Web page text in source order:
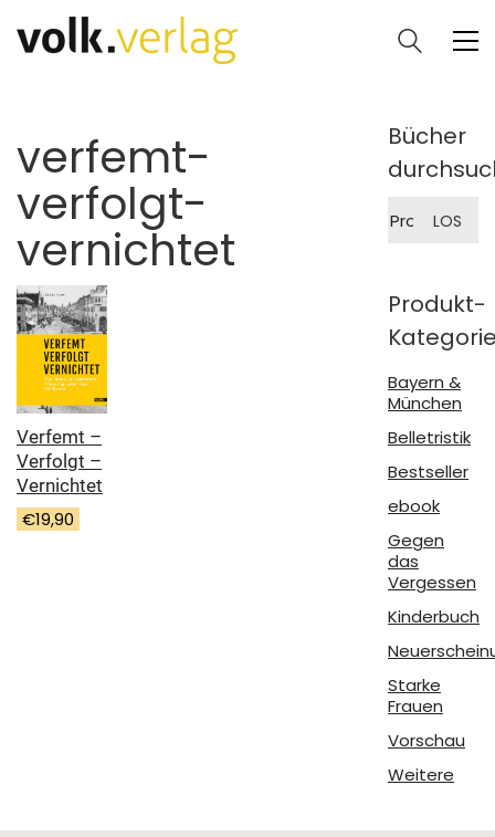
verfemt-
verfolgt-
vernichtet
Verfemt –
Verfolgt –
Vernichtet
€19,90
Bücher
nach:
LOS
Produkt-
Bayern &
München
Belletristik
Bestseller
ebook
Gegen
das
Vergessen
Kinderbuch
Starke
Frauen
Vorschau
Weitere